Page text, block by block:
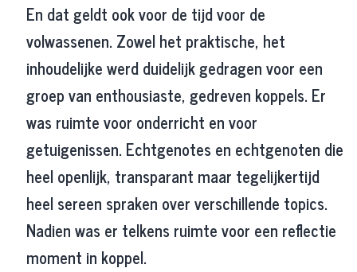
En dat geldt ook voor de tijd voor de
volwassenen. Zowel het praktische, het
inhoudelijke werd duidelijk gedragen voor een
groep van enthousiaste, gedreven koppels. Er
was ruimte voor onderricht en voor
getuigenissen. Echtgenotes en echtgenoten die
heel openlijk, transparant maar tegelijkertijd
heel sereen spraken over verschillende topics.
Nadien was er telkens ruimte voor een reflectie
moment in koppel.